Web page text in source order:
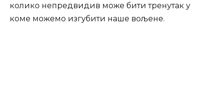
колико непредвидив може бити тренутак у
коме можемо изгубити наше вољене.